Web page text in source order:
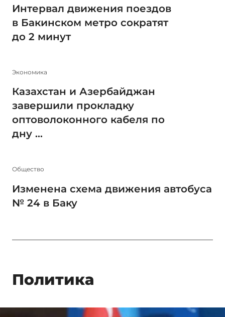
Интервал движения поездов
в Бакинском метро сократят
до 2 минут
Экономика
Казахстан и Азербайджан
завершили прокладку
оптоволоконного кабеля по
дну ...
Общество
Изменена схема движения автобуса
№ 24 в Баку
Политика